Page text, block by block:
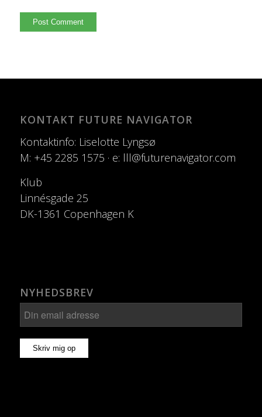
KONTAKT FUTURE NAVIGATOR
Kontaktinfo: Liselotte Lyngsø
M: +45 2285 1575 · e: lll@futurenavigator.com
Klub
Linnésgade 25
DK-1361 Copenhagen K
NYHEDSBREV